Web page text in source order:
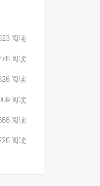
阅读
阅读
阅读
阅读
阅读
阅读